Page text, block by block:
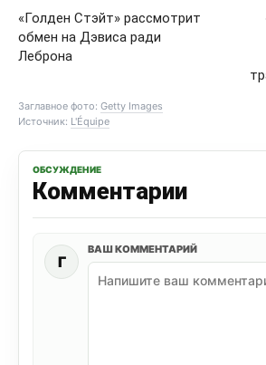
«Голден Стэйт» рассмотрит
обмен на Дэвиса ради
Леброна
Заглавное фото: Getty Images
Источник: L'Équipe
ОБСУЖДЕНИЕ
Комментарии
Г
ВАШ КОММЕНТАРИЙ